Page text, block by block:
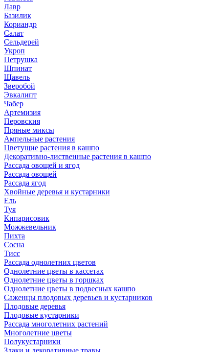
Лавр
Базилик
Кориандр
Салат
Сельдерей
Укроп
Петрушка
Шпинат
Щавель
Зверобой
Эвкалипт
Чабер
Артемизия
Перовския
Пряные миксы
Ампельные растения
Цветущие растения в кашпо
Декоративно-лиственные растения в кашпо
Рассада овощей и ягод
Рассада овощей
Рассада ягод
Хвойные деревья и кустарники
Ель
Туя
Кипарисовик
Можжевельник
Пихта
Сосна
Тисc
Рассада однолетних цветов
Однолетние цветы в кассетах
Однолетние цветы в горшках
Однолетние цветы в подвесных кашпо
Саженцы плодовых деревьев и кустарников
Плодовые деревья
Плодовые кустарники
Рассада многолетних растений
Многолетние цветы
Полукустарники
Злаки и декоративные травы